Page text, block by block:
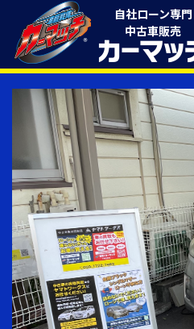
自社ローン専門
中古車販売